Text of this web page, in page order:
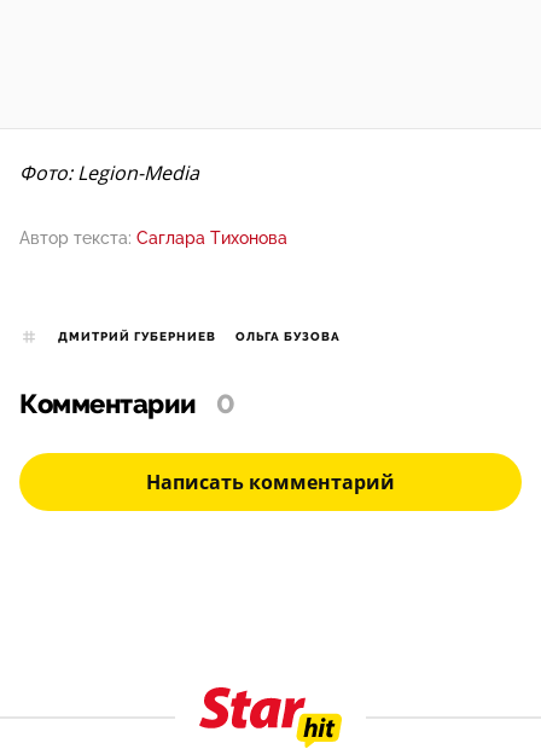
Фото: Legion-Media
Автор текста: Саглара Тихонова
ДМИТРИЙ ГУБЕРНИЕВ ОЛЬГА БУЗОВА
Комментарии 0
Написать комментарий